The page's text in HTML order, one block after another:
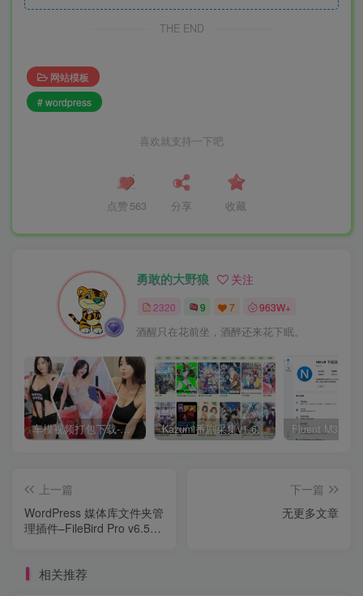
THE END
网站模板
# wordpress
喜欢就支持一下吧
点赞 563 分享 收藏
勇敢的大野狼 关注
2320 9 7 963W+
酒醒只在花前坐，酒醉还来花下眠。
车模视频打包下载-高清无水印版 Kazumi番剧采集v1.6.9：支持自定义规则+在线观看+弹幕，跨平台下载
上一篇
WordPress 媒体库文件夹管
理插件–FileBird Pro v6.5.2
下一篇
无更多文章
相关推荐